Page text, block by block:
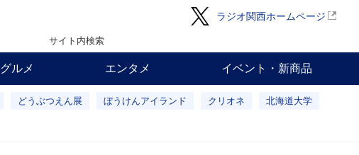
ラジオ関西ホームページ
サイト内検索
グルメ エンタメ イベント・新商品
どうぶつえん展 ぼうけんアイランド クリオネ 北海道大学